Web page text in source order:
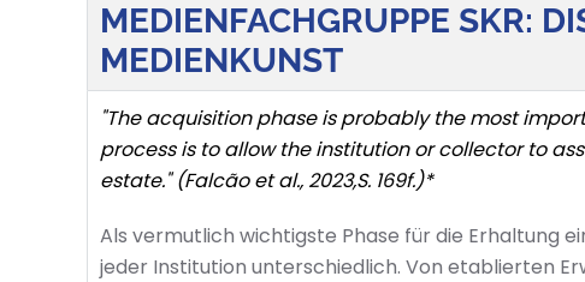
MEDIENFACHGRUPPE SKR:
MEDIENKUNST
"The acquisition phase is probably the most
process is to allow the institution or collector to
estate." (Falcão et al., 2023,S. 169f.)*
Als vermutlich wichtigste Phase für die Erhaltung
jeder Institution unterschiedlich. Von etablierten